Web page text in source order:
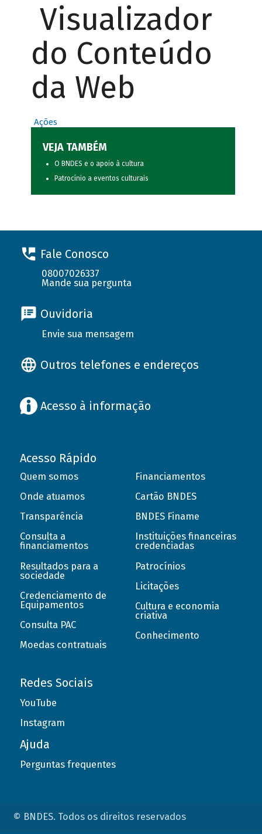
Visualizador
do Conteúdo
da Web
Ações
VEJA TAMBÉM
O BNDES e o apoio à cultura
Patrocínio a eventos culturais
Fale Conosco
08007026337
Mande sua pergunta
Ouvidoria
Envie sua mensagem
Outros telefones e endereços
Acesso à informação
Acesso Rápido
Quem somos
Onde atuamos
Transparência
Consulta a
financiamentos
Resultados para a
sociedade
Credenciamento de
Equipamentos
Consulta PAC
Moedas contratuais
Financiamentos
Cartão BNDES
BNDES Finame
Instituições financeiras
credenciadas
Patrocínios
Licitações
Cultura e economia
criativa
Conhecimento
Redes Sociais
YouTube
Instagram
Ajuda
Perguntas frequentes
© BNDES. Todos os direitos reservados